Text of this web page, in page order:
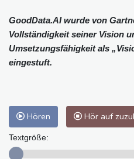
GoodData.AI wurde von
Vollständigkeit seiner Vision
Umsetzungsfähigkeit als
eingestuft.
Hören Hör auf
Textgröße: